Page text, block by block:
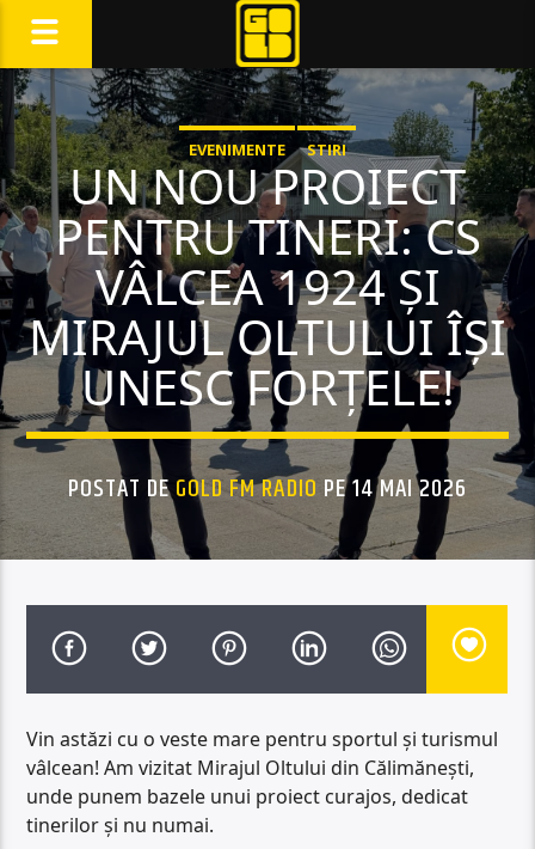
EVENIMENTE STIRI
UN NOU PROIECT
PENTRU TINERI: CS
VÂLCEA 1924 ȘI
MIRAJUL OLTULUI ÎȘI
UNESC FORȚELE!
POSTAT DEGOLD FM RADIO PE 14 MAI 2026
​Vin astăzi cu o veste mare pentru sportul și turismul
vâlcean! Am vizitat Mirajul Oltului din Călimănești,
unde punem bazele unui proiect curajos, dedicat
tinerilor și nu numai.